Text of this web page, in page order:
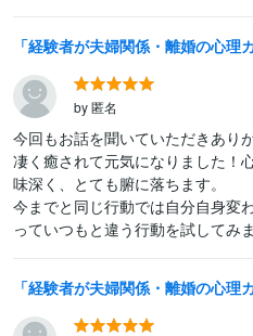
by 匿名
今回もお話を聞いていただきあり
凄く癒されて元気になりました！
味深く、とても腑に落ちます。
今までと同じ行動では自分自身変
っていつもと違う行動を試してみま